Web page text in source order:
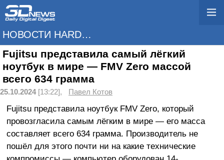
НОВОСТИ HARDWARE
Fujitsu представила самый лёгкий
ноутбук в мире — FMV Zero массой
всего 634 грамма
25.10.2024[13:22], Павел Котов
Fujitsu представила ноутбук FMV Zero, который
провозгласила самым лёгким в мире — его масса
составляет всего 634 грамма. Производитель не
пошёл для этого почти ни на какие технические